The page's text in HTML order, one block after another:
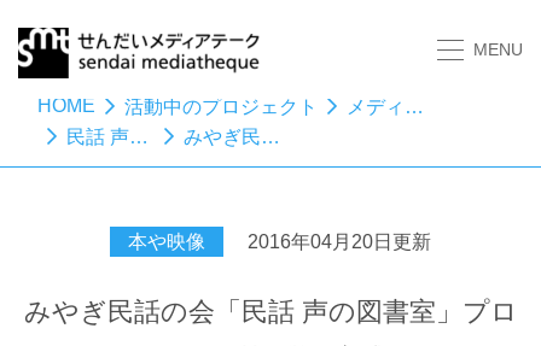
MENU
HOME 活動中のプロジェクト
メディアスタディーズ
民話 声の図書室
みやぎ民話の会「民話 声の図書室」プロジェクト DVD第3弾が完成しました（曾根つき子）
本や映像 2016年04月20日更新
みやぎ民話の会「民話 声の図書室」プロ